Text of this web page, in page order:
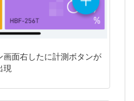
面右したに計測ボタンが
現